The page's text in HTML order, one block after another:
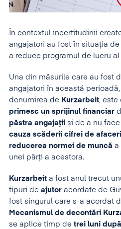
În contextul incertitudinii
angajatori au fost în situația
a reduce programul de lucru al
Una din măsurile care au fost
angajatori în această
denumirea de Kurzarbeit, este
primesc un sprijinul financiar
păstra angajații și de a nu
cauza scăderii cifrei de afaceri
reducerea normei de muncă a
unei părți a acestora.
Kurzarbeit a fost anul trecut
tipuri de ajutor acordate de
fost singurul care s-a acordat
Mecanismul de decontări
se aplice timp de trei luni